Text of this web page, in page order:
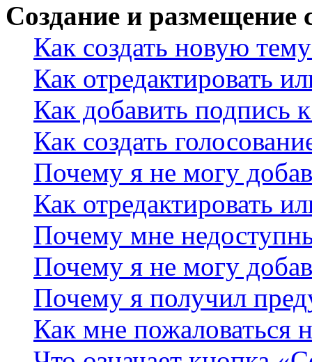
Создание и размещение
Как создать новую
Как отредактировать
Как добавить подпись
Как создать
Почему я не могу
Как отредактировать
Почему мне
Почему я не могу
Почему я получил
Как мне пожаловаться